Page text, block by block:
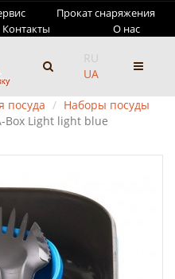
Прокат снаряжения
Контакты О нас
RU
UA
посуда
Наборы посуды
Box Light light blue